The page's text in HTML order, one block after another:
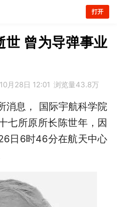
打开
世 曾为导弹事业
月28日 12:01 浏览量43.8万
消息， 国际宇航科学院
七所原所长陈世年，因
日6时46分在航天中心